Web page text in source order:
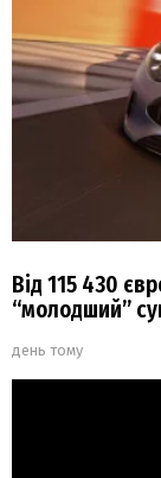
Від 115 430
“молодший”
день тому